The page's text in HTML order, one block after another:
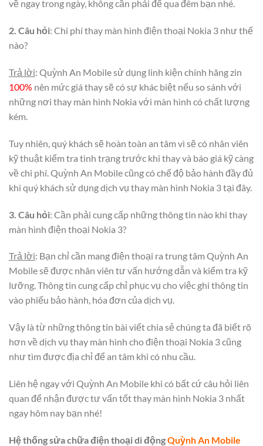
về ngay trong ngày, không cần phải để qua đêm bạn nhé.
2. Câu hỏi: Chi phí thay màn hình điện thoại Nokia 3 như thế
nào?
Trả lời: Quỳnh An Mobile sử dụng linh kiện chính hãng zin
100% nên mức giá thay sẽ có sự khác biệt nếu so sánh với
những nơi thay màn hình Nokia với màn hình có chất lượng
kém.
Tuy nhiên, quý khách sẽ hoàn toàn an tâm vì sẽ có nhân viên
kỹ thuật kiểm tra tình trạng trước khi thay và báo giá kỹ càng
về chi phí. Quỳnh An Mobile cũng có chế độ bảo hành đầy đủ
khi quý khách sử dụng dịch vụ thay màn hình Nokia 3 tại đây.
3. Câu hỏi: Cần phải cung cấp những thông tin nào khi thay
màn hình điện thoại Nokia 3?
Trả lời: Bạn chỉ cần mang điện thoại ra trung tâm Quỳnh An
Mobile sẽ được nhân viên tư vấn hướng dẫn và kiểm tra kỹ
lưỡng. Thông tin cung cấp chỉ phục vụ cho việc ghi thông tin
vào phiếu bảo hành, hóa đơn của dịch vụ.
Vậy là từ những thông tin bài viết chia sẻ chúng ta đã biết rõ
hơn về dịch vụ thay màn hình cho điện thoại Nokia 3 cũng
như tìm được địa chỉ để an tâm khi có nhu cầu.
Liên hệ ngay với Quỳnh An Mobile khi có bất cứ câu hỏi liên
quan để nhận được tư vấn tốt thay màn hình Nokia 3 nhất
ngay hôm nay bạn nhé!
Hệ thống sửa chữa điện thoại di độngQuỳnh An Mobile